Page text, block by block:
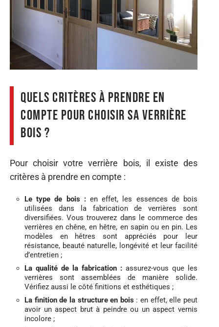
Quels critères à prendre en
compte pour choisir sa verrière
bois ?
Pour choisir votre verrière bois, il existe des
critères à prendre en compte :
Le type de bois :en effet, les essences de bois
utilisées dans la fabrication de verrières sont
diversifiées. Vous trouverez dans le commerce des
verrières en chêne, en hêtre, en sapin ou en pin. Les
modèles en hêtres sont appréciés pour leur
résistance, beauté naturelle, longévité et leur facilité
d’entretien ;
La qualité de la fabrication : assurez-vous que les
verrières sont assemblées de manière solide.
Vérifiez aussi le côté finitions et esthétiques ;
La finition de la structure en bois : en effet, elle peut
avoir un aspect brut à peindre ou un aspect vernis
incolore ;